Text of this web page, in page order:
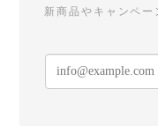
新商品やキャンペー